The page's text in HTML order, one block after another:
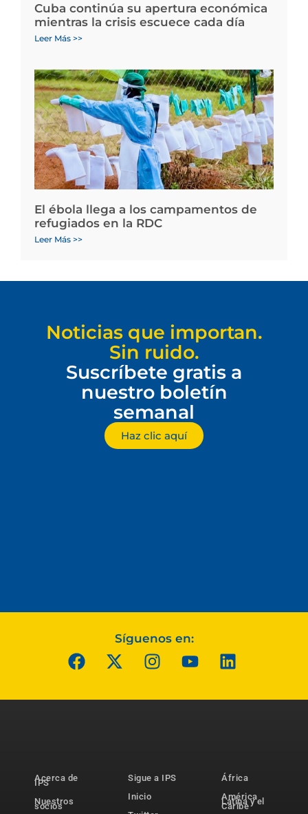
Cuba continúa su apertura económica
mientras la crisis escuece cada día
Leer Más >>
El ébola llega a los campamentos de
refugiados en la RDC
Leer Más >>
Noticias que importan.
Sin ruido.
Suscríbete gratis a
nuestro boletín
semanal
Haz clic aquí
Síguenos en:
Acerca de
IPS
Nuestros
socios
Sigue a IPS
Inicio
África
América
Latina y el
Caribe